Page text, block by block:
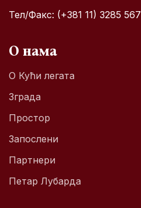
Тел/Факс: (+381 11) 3285 567
О нама
О Кући легата
Зграда
Простор
Запослени
Партнери
Петар Лубарда